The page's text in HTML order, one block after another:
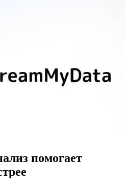
помогает